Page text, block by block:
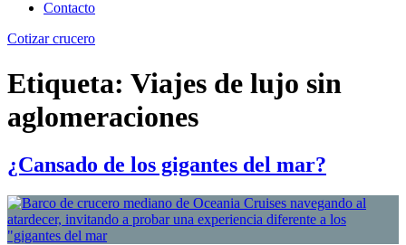
Contacto
Cotizar crucero
Etiqueta: Viajes de lujo sin
aglomeraciones
¿Cansado de los gigantes del mar?